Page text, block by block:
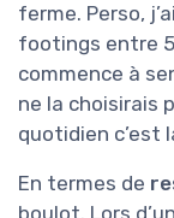
ferme. Perso,
footings entre 5
commence à
ne la choisirais
quotidien c’est
En termes de